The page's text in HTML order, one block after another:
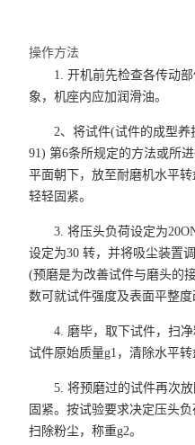
操作方法
1. 开机前先检查各传动
象，机座内应加润滑油。
2、将试件(试件的成型养
91) 第6条所规定的方法或所
平面朝下，放至耐磨机水平
轻轻固紧。
3. 将压头负荷设定为
设定为30 转，并将吸尘装置
(预磨是为改善试件与磨头的
数可就试件强度及表面平整度
4. 磨毕，取下试件，扫
试件原始质量g1，清除水平转
5. 将预磨过的试件再次
固紧。按试验要求决定压头
扫除粉尘，称重g2。